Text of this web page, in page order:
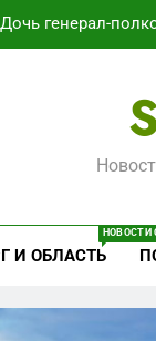
Дочь генерал-
Минпромторг
И ОБЛАСТЬ
НОВОСТИ